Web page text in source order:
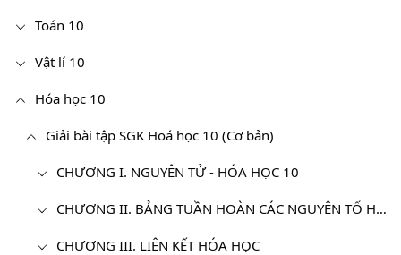
Toán 10
Vật lí 10
Hóa học 10
Giải bài tập SGK Hoá học 10 (Cơ bản)
CHƯƠNG I. NGUYÊN TỬ - HÓA HỌC 10
CHƯƠNG II. BẢNG TUẦN HOÀN CÁC NGUYÊN TỐ HÓA HỌC VÀ ĐỊNH LUẬT TUẦN HOÀN - HÓA 10
CHƯƠNG III. LIÊN KẾT HÓA HỌC